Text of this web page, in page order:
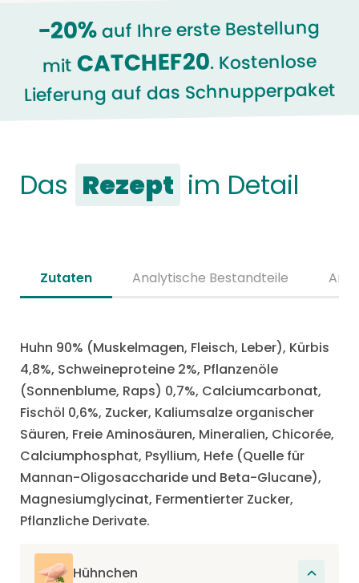
-20%auf Ihre erste Bestellung
mitCATCHEF20. Kostenlose
Lieferung auf das Schnupperpaket
Das Rezept im Detail
Zutaten Analytische Bestandteile
Huhn 90% (Muskelmagen, Fleisch, Leber), Kürbis
4,8%, Schweineproteine 2%, Pflanzenöle
(Sonnenblume, Raps) 0,7%, Calciumcarbonat,
Fischöl 0,6%, Zucker, Kaliumsalze organischer
Säuren, Freie Aminosäuren, Mineralien, Chicorée,
Calciumphosphat, Psyllium, Hefe (Quelle für
Mannan-Oligosaccharide und Beta-Glucane),
Magnesiumglycinat, Fermentierter Zucker,
Pflanzliche Derivate.
Hühnchen